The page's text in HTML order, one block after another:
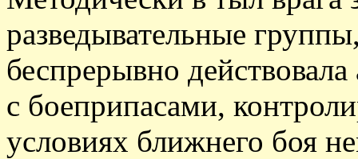
разведывательные
беспрерывно
с боеприпасами,
условиях ближнего боя